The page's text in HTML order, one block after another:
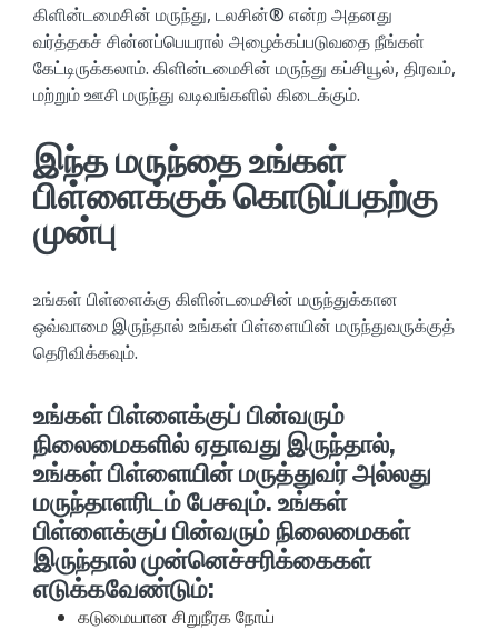
கிளின்டமைசின் மருந்து, டலசின்® என்ற அதனது
வர்த்தகச் சின்னப்பெயரால் அழைக்கப்படுவதை நீங்கள்
கேட்டிருக்கலாம். கிளின்டமைசின் மருந்து கப்சியூல், திரவம்,
மற்றும் ஊசி மருந்து வடிவங்களில் கிடைக்கும்.
இந்த மருந்தை உங்கள்
பிள்ளைக்குக் கொடுப்பதற்கு
முன்பு
உங்கள் பிள்ளைக்கு கிளின்டமைசின் மருந்துக்கான
ஒவ்வாமை இருந்தால் உங்கள் பிள்ளையின் மருந்துவருக்குத்
தெரிவிக்கவும்.
உங்கள் பிள்ளைக்குப் பின்வரும்
நிலைமைகளில் ஏதாவது இருந்தால்,
உங்கள் பிள்ளையின் மருத்துவர் அல்லது
மருந்தாளரிடம் பேசவும். உங்கள்
பிள்ளைக்குப் பின்வரும் நிலைமைகள்
இருந்தால் முன்னெச்சரிக்கைகள்
எடுக்கவேண்டும்:
கடுமையான சிறுநீரக நோய்